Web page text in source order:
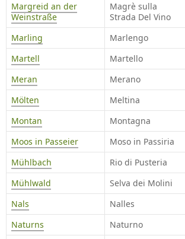
Margreid an der
Weinstraße
Magrè sulla
Strada Del Vino
Marling
Marlengo
Martell
Martello
Meran
Merano
Mölten
Meltina
Montan
Montagna
Moos in Passeier
Moso in Passiria
Mühlbach
Rio di Pusteria
Mühlwald
Selva dei Molini
Nals
Nalles
Naturns
Naturno